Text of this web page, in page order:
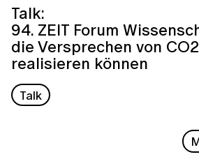
Talk:
94. ZEIT Forum
die Versprechen von
realisieren können
Talk